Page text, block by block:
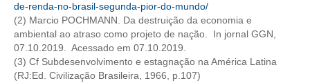
de-renda-no-brasil-segunda-pior-do-mundo/
(2) Marcio POCHMANN. Da destruição da economia e
ambiental ao atraso como projeto de nação. In jornal GGN,
07.10.2019. Acessado em 07.10.2019.
(3) Cf Subdesenvolvimento e estagnação na América Latina
(RJ:Ed. Civilização Brasileira, 1966, p.107)